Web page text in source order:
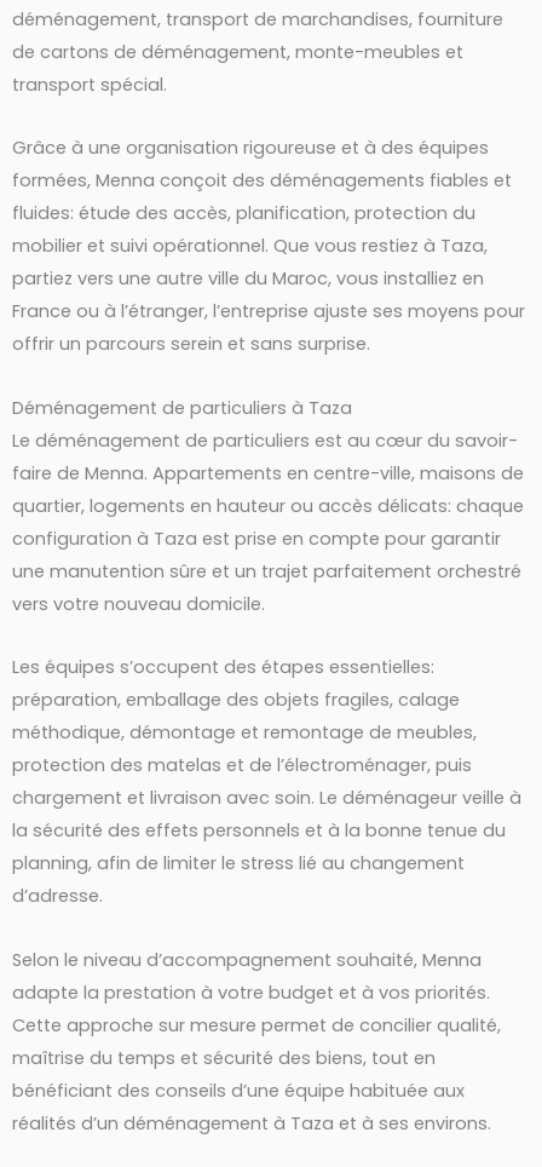
déménagement, transport de marchandises, fourniture
de cartons de déménagement, monte-meubles et
transport spécial.
Grâce à une organisation rigoureuse et à des équipes
formées, Menna conçoit des déménagements fiables et
fluides: étude des accès, planification, protection du
mobilier et suivi opérationnel. Que vous restiez à Taza,
partiez vers une autre ville du Maroc, vous installiez en
France ou à l’étranger, l’entreprise ajuste ses moyens pour
offrir un parcours serein et sans surprise.
Déménagement de particuliers à Taza
Le déménagement de particuliers est au cœur du savoir-
faire de Menna. Appartements en centre-ville, maisons de
quartier, logements en hauteur ou accès délicats: chaque
configuration à Taza est prise en compte pour garantir
une manutention sûre et un trajet parfaitement orchestré
vers votre nouveau domicile.
Les équipes s’occupent des étapes essentielles:
préparation, emballage des objets fragiles, calage
méthodique, démontage et remontage de meubles,
protection des matelas et de l’électroménager, puis
chargement et livraison avec soin. Le déménageur veille à
la sécurité des effets personnels et à la bonne tenue du
planning, afin de limiter le stress lié au changement
d’adresse.
Selon le niveau d’accompagnement souhaité, Menna
adapte la prestation à votre budget et à vos priorités.
Cette approche sur mesure permet de concilier qualité,
maîtrise du temps et sécurité des biens, tout en
bénéficiant des conseils d’une équipe habituée aux
réalités d’un déménagement à Taza et à ses environs.